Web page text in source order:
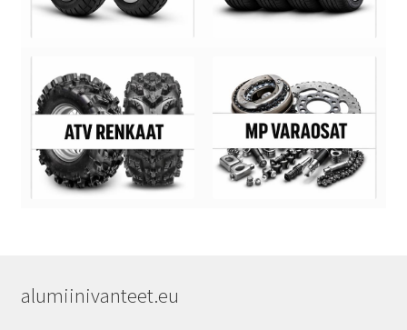
alumiinivanteet.eu